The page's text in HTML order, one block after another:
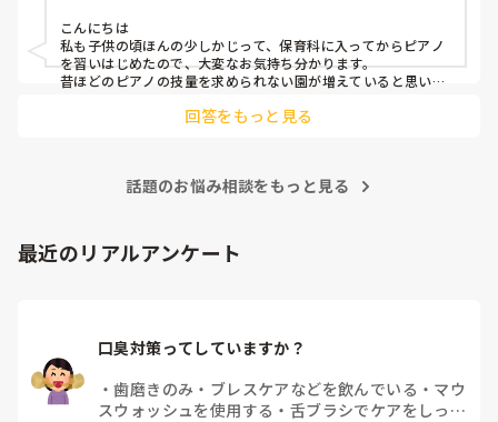
こんにちは
私も子供の頃ほんの少しかじって、保育科に入ってからピアノ
を習いはじめたので、大変なお気持ち分かります。
昔ほどのピアノの技量を求められない園が増えていると思いま
人前で弾くのも回数をこなすしかないかもです(^_^;)
回答をもっと見る
話題のお悩み相談をもっと見る
最近のリアルアンケート
口臭対策ってしていますか？
・歯磨きのみ ・ ブレスケアなどを飲んでいる ・ マウ
スウォッシュを使用する ・ 舌ブラシでケアをしっか